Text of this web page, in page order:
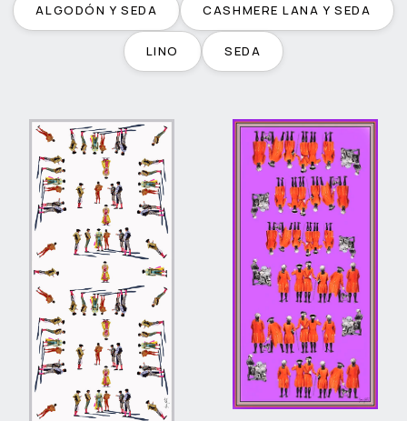
ALGODÓN Y SEDA CASHMERE LANA Y SEDA
LINO SEDA